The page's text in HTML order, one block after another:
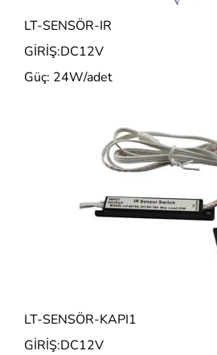
LT-SENSÖR-IR
GİRİŞ:DC12V
Güç: 24W/adet
LT-SENSÖR-KAPI1
GİRİŞ:DC12V